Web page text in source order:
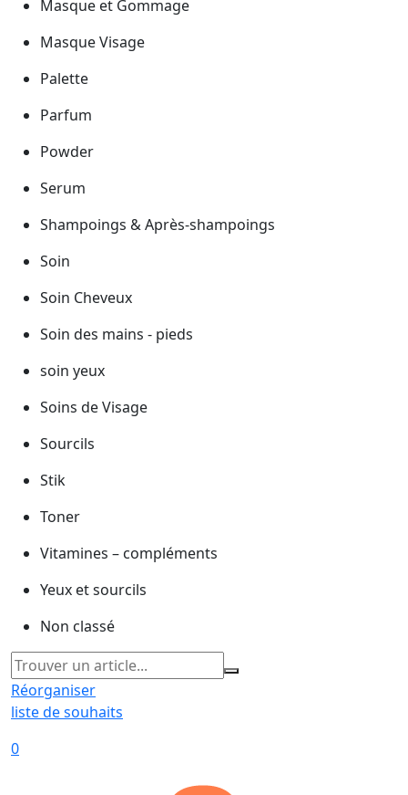
Masque et Gommage
Masque Visage
Palette
Parfum
Powder
Serum
Shampoings & Après-shampoings
Soin
Soin Cheveux
Soin des mains - pieds
soin yeux
Soins de Visage
Sourcils
Stik
Toner
Vitamines – compléments
Yeux et sourcils
Non classé
Réorganiser
liste de souhaits
0